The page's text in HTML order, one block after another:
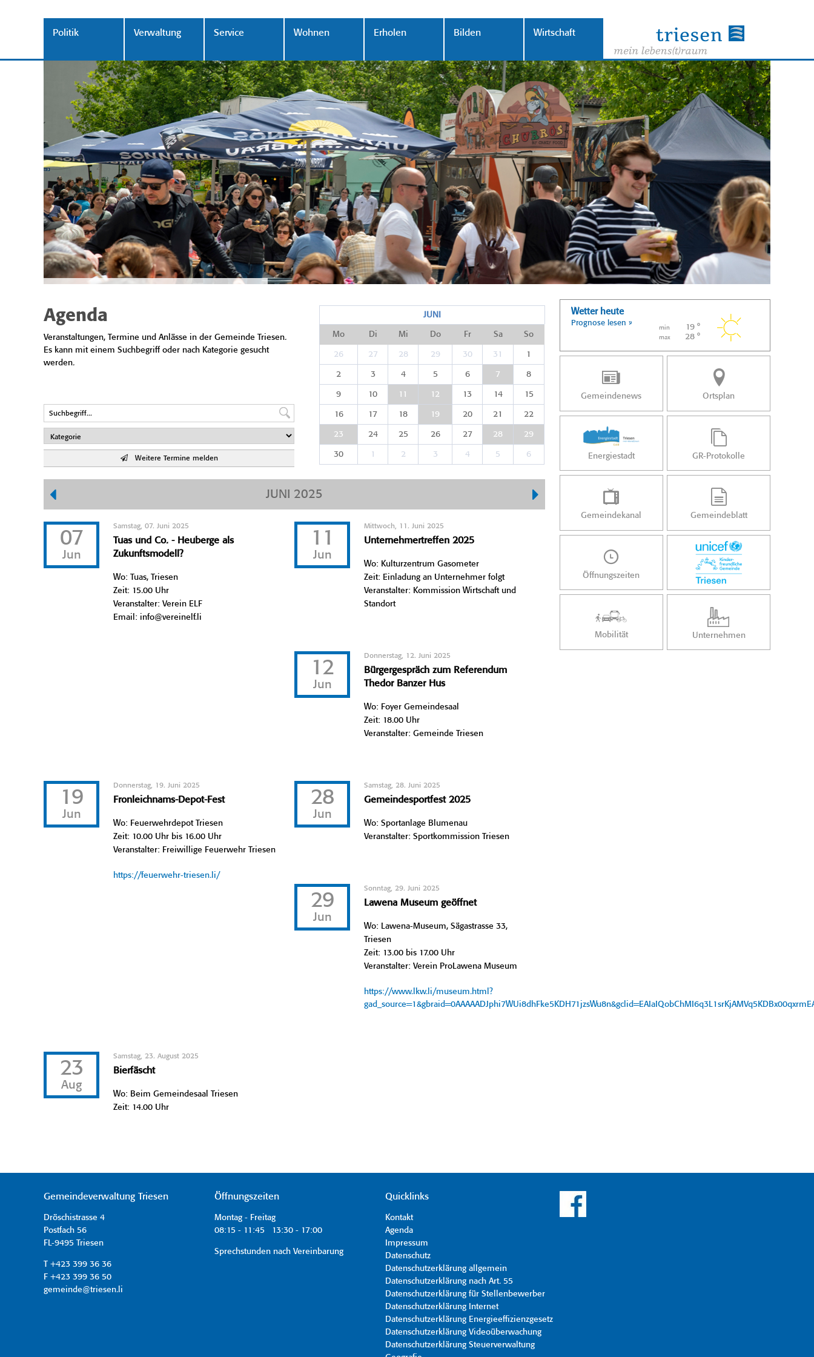
Politik Verwaltung Service Wohnen Erholen Bilden Wirtschaft
Agenda
Veranstaltungen, Termine und Anlässe in der Gemeinde Triesen.
Es kann mit einem Suchbegriff oder nach Kategorie gesucht
werden.
Weitere Termine melden
JUNI
Mo Di Mi Do Fr Sa So
26 27 28 29 30 31 1
2 3 4 5 6 7 8
9 10 11 12 13 14 15
16 17 18 19 20 21 22
23 24 25 26 27 28 29
30 1 2 3 4 5 6
JUNI 2025
07
Jun
Samstag, 07. Juni 2025
Tuas und Co. - Heuberge als
Zukunftsmodell?
Wo: Tuas, Triesen
Zeit: 15.00 Uhr
Veranstalter: Verein ELF
Email: info@vereinelf.li
11
Jun
Mittwoch, 11. Juni 2025
Unternehmertreffen 2025
Wo: Kulturzentrum Gasometer
Zeit: Einladung an Unternehmer folgt
Veranstalter: Kommission Wirtschaft und
Standort
12
Jun
Donnerstag, 12. Juni 2025
Bürgergespräch zum Referendum
Thedor Banzer Hus
Wo: Foyer Gemeindesaal
Zeit: 18.00 Uhr
Veranstalter: Gemeinde Triesen
19
Jun
Donnerstag, 19. Juni 2025
Fronleichnams-Depot-Fest
Wo: Feuerwehrdepot Triesen
Zeit: 10.00 Uhr bis 16.00 Uhr
Veranstalter: Freiwillige Feuerwehr Triesen
https://feuerwehr-triesen.li/
28
Jun
Samstag, 28. Juni 2025
Gemeindesportfest 2025
Wo: Sportanlage Blumenau
Veranstalter: Sportkommission Triesen
29
Jun
Sonntag, 29. Juni 2025
Lawena Museum geöffnet
Wo: Lawena-Museum, Sägastrasse 33,
Triesen
Zeit: 13.00 bis 17.00 Uhr
Veranstalter: Verein ProLawena Museum
https://www.lkw.li/museum.html?
23
Aug
Samstag, 23. August 2025
Bierfäscht
Wo: Beim Gemeindesaal Triesen
Zeit: 14.00 Uhr
Wetter heute
Prognose lesen »
min 19 °
max 28 °
Gemeindenews Ortsplan
Energiestadt GR-Protokolle
Gemeindekanal Gemeindeblatt
Öffnungszeiten
Mobilität Unternehmen
Gemeindeverwaltung Triesen
Dröschistrasse 4
Postfach 56
FL-9495 Triesen
T +423 399 36 36
F +423 399 36 50
gemeinde@triesen.li
Öffnungszeiten
Montag - Freitag
08:15 - 11:45 13:30 - 17:00
Sprechstunden nach Vereinbarung
Quicklinks
Kontakt
Agenda
Impressum
Datenschutz
Datenschutzerklärung allgemein
Datenschutzerklärung nach Art. 55
Datenschutzerklärung für Stellenbewerber
Datenschutzerklärung Internet
Datenschutzerklärung Energieeffizienzgesetz
Datenschutzerklärung Videoüberwachung
Datenschutzerklärung Steuerverwaltung